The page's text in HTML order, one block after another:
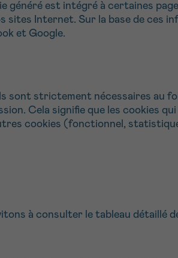
généré est intégré à certaines
Internet. Sur la base de ces
et Google.
sont strictement nécessaires au
Cela signifie que les cookies
cookies (fonctionnel,
à consulter le tableau détaillé